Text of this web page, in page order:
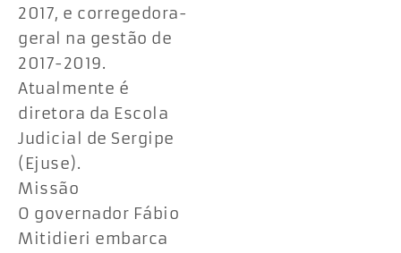
2017, e corregedora-
geral na gestão de
2017-2019.
Atualmente é
diretora da Escola
Judicial de Sergipe
(Ejuse).
Missão
O governador Fábio
Mitidieri embarca